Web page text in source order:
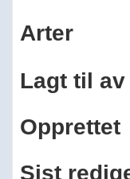
Arter
Lagt til av
Opprettet
Sist